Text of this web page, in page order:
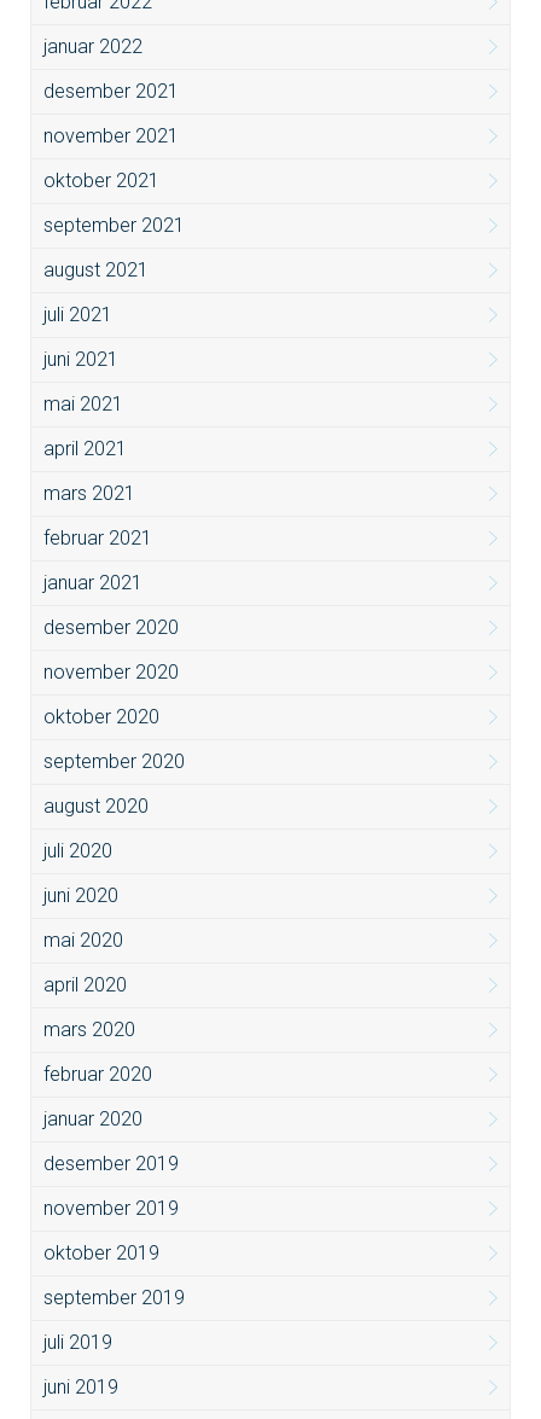
januar 2022
desember 2021
november 2021
oktober 2021
september 2021
august 2021
juli 2021
juni 2021
mai 2021
april 2021
mars 2021
februar 2021
januar 2021
desember 2020
november 2020
oktober 2020
september 2020
august 2020
juli 2020
juni 2020
mai 2020
april 2020
mars 2020
februar 2020
januar 2020
desember 2019
november 2019
oktober 2019
september 2019
juli 2019
juni 2019